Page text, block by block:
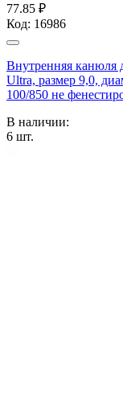
77.85 ₽
Код: 16986
Внутренняя канюля
Ultra, размер 9,0,
100/850 не
В наличии:
6 шт.